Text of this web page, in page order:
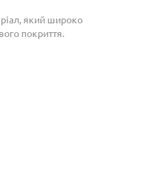
який широко
покриття.